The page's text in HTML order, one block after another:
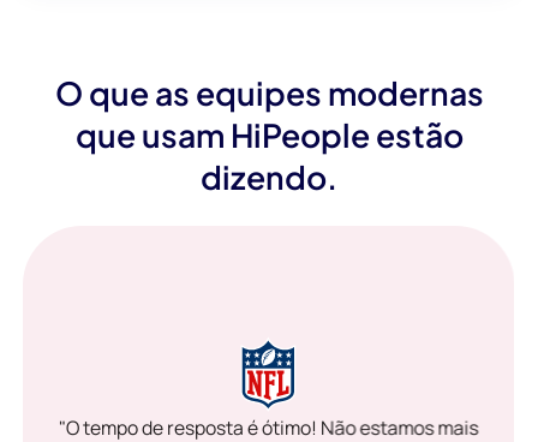
O que as equipes modernas
que usam HiPeople estão
dizendo.
"O tempo de resposta é ótimo! Não estamos mais